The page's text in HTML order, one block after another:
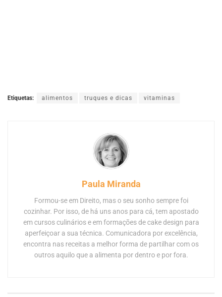
Etiquetas: alimentos truques e dicas vitaminas
Paula Miranda
Formou-se em Direito, mas o seu sonho sempre foi
cozinhar. Por isso, de há uns anos para cá, tem apostado
em cursos culinários e em formações de cake design para
aperfeiçoar a sua técnica. Comunicadora por excelência,
encontra nas receitas a melhor forma de partilhar com os
outros aquilo que a alimenta por dentro e por fora.